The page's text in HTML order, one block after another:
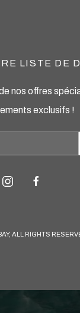
LISTE DE
nos offres
exclusifs !
instagramfacebook
ALL RIGHTS